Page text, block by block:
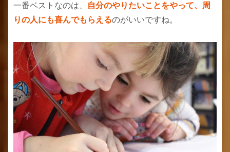
一番ベストなのは、
自分のやりたいことをやって、周
りの人にも喜んでもらえるのがいいですね。